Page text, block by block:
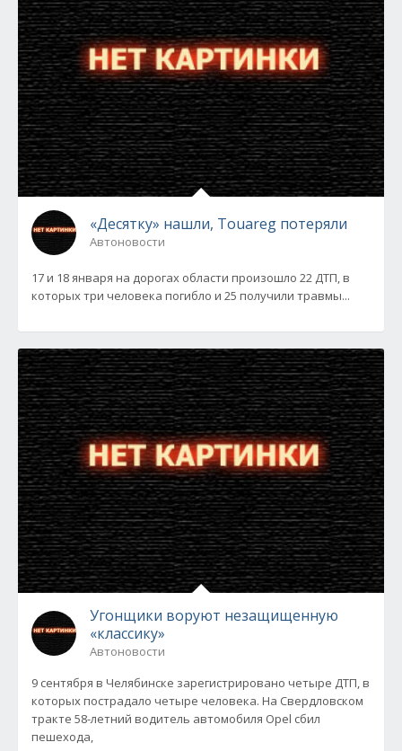
«Десятку» нашли, Touareg потеряли
Автоновости
17 и 18 января на дорогах области произошло 22 ДТП, в
которых три человека погибло и 25 получили травмы...
Угонщики воруют незащищенную
«классику»
Автоновости
9 сентября в Челябинске зарегистрировано четыре ДТП, в
которых пострадало четыре человека. На Свердловском
тракте 58-летний водитель автомобиля Opel сбил
пешехода,